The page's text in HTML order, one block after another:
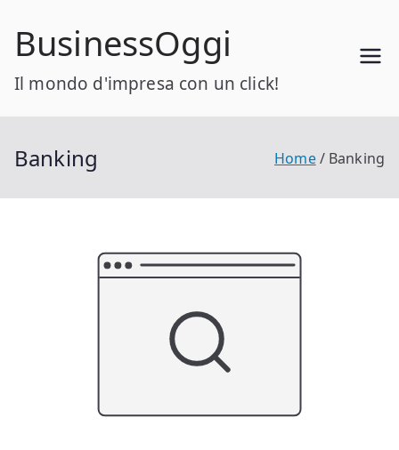
contenuto
BusinessOggi
Il mondo d'impresa con un click!
Banking Home Banking